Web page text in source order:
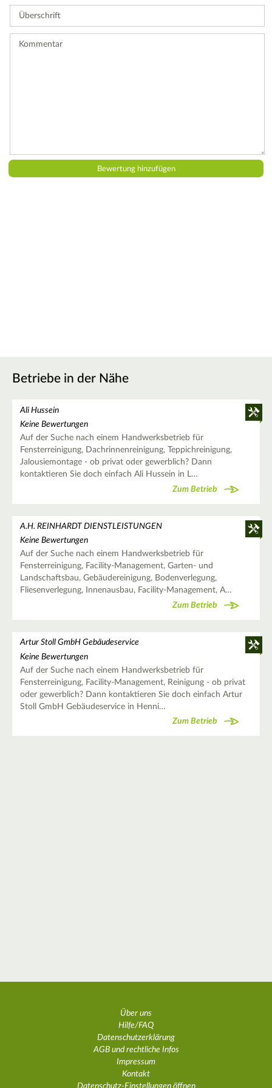
eine
Betriebe in der Nähe
Ali Hussein
Keine Bewertungen
Auf der Suche nach einem Handwerksbetrieb für
Fensterreinigung, Dachrinnenreinigung, Teppichreinigung,
Jalousiemontage - ob privat oder gewerblich? Dann
kontaktieren Sie doch einfach Ali Hussein in L…
Zum Betrieb
A.H. REINHARDT DIENSTLEISTUNGEN
Keine Bewertungen
Auf der Suche nach einem Handwerksbetrieb für
Fensterreinigung, Facility-Management, Garten- und
Landschaftsbau, Gebäudereinigung, Bodenverlegung,
Fliesenverlegung, Innenausbau, Facility-Management, A…
Zum Betrieb
Artur Stoll GmbH Gebäudeservice
Keine Bewertungen
Auf der Suche nach einem Handwerksbetrieb für
Fensterreinigung, Facility-Management, Reinigung - ob privat
oder gewerblich? Dann kontaktieren Sie doch einfach Artur
Stoll GmbH Gebäudeservice in Henni…
Zum Betrieb
Über uns
Hilfe/FAQ
Datenschutzerklärung
AGB und rechtliche Infos
Impressum
Kontakt
Datenschutz-Einstellungen öffnen